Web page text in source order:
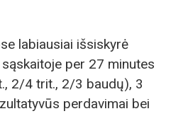
labiausiai išsiskyrė
per 27 minutes
2/4 trit., 2/3 baudų), 3
perdavimai bei